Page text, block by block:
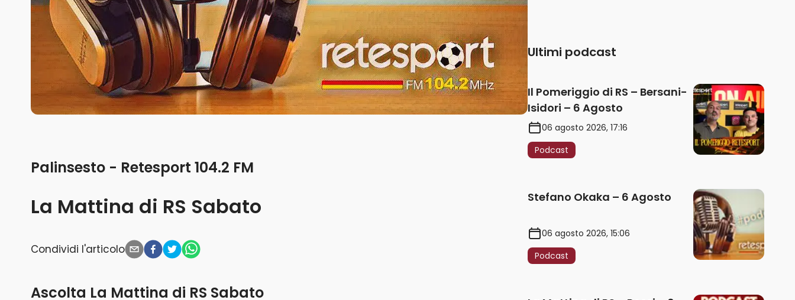
La Mattina di RS Sabato
Palinsesto - Retesport 104.2 FM
Condividi l'articolo
Ascolta La Mattina di RS Sabato
Ultimi podcast
Il Pomeriggio di RS – Bersani-
Isidori – 6 Agosto
06 agosto 2026, 17:16
Podcast
Stefano Okaka – 6 Agosto
06 agosto 2026, 15:06
Podcast